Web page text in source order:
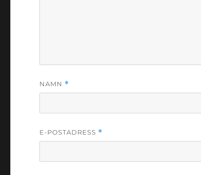
NAMN *
E-POSTADRESS *